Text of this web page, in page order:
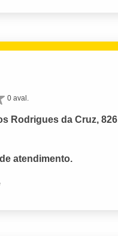
0 aval.
Rodrigues da Cruz,
atendimento.